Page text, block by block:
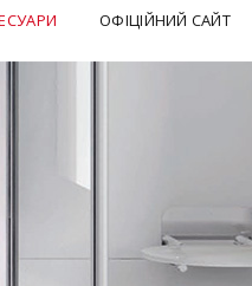
ОФІЦІЙНИЙ САЙТ